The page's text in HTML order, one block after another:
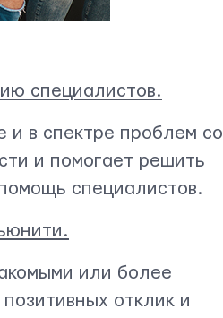
специалистов.
и в спектре проблем со
и помогает решить
специалистов.
или более
отклик и